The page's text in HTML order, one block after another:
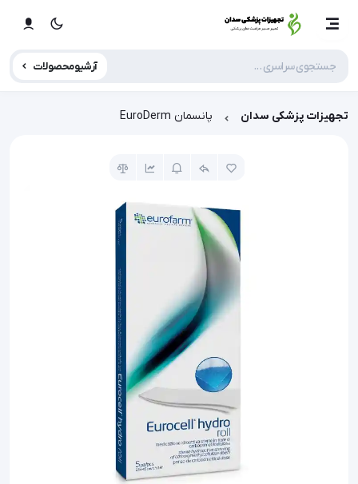
آرشیو محصولات
تجهیزات پزشکی سدان پانسمان EuroDerm